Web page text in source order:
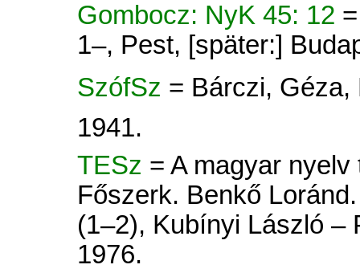
Gombocz: NyK 45: 12
1–, Pest, [später:]
SzófSz = Bárczi, Géza,
1941.
TESz = A magyar
Főszerk. Benkő
(1–2), Kubínyi László –
1976.